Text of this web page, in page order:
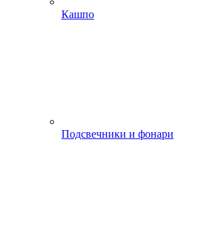
Кашпо
Подсвечники и фонари